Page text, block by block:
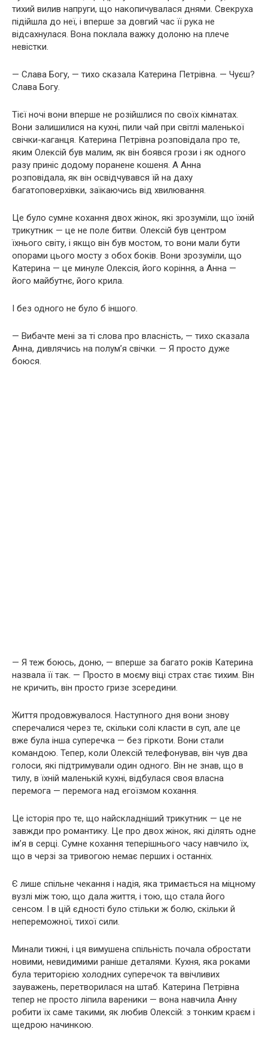
тихий вилив напруги, що накопичувалася днями. Свекруха
підійшла до неї, і вперше за довгий час її рука не
відсахнулася. Вона поклала важку долоню на плече
невістки.
— Слава Богу, — тихо сказала Катерина Петрівна. — Чуєш?
Слава Богу.
Тієї ночі вони вперше не розійшлися по своїх кімнатах.
Вони залишилися на кухні, пили чай при світлі маленької
свічки-каганця. Катерина Петрівна розповідала про те,
яким Олексій був малим, як він боявся грози і як одного
разу приніс додому поранене кошеня. А Анна
розповідала, як він освідчувався їй на даху
багатоповерхівки, заїкаючись від хвилювання.
Це було сумне кохання двох жінок, які зрозуміли, що їхній
трикутник — це не поле битви. Олексій був центром
їхнього світу, і якщо він був мостом, то вони мали бути
опорами цього мосту з обох боків. Вони зрозуміли, що
Катерина — це минуле Олексія, його коріння, а Анна —
його майбутнє, його крила.
І без одного не було б іншого.
— Вибачте мені за ті слова про власність, — тихо сказала
Анна, дивлячись на полум’я свічки. — Я просто дуже
боюся.
— Я теж боюсь, доню, — вперше за багато років Катерина
назвала її так. — Просто в моєму віці страх стає тихим. Він
не кричить, він просто гризе зсередини.
Життя продовжувалося. Наступного дня вони знову
сперечалися через те, скільки солі класти в суп, але це
вже була інша суперечка — без гіркоти. Вони стали
командою. Тепер, коли Олексій телефонував, він чув два
голоси, які підтримували один одного. Він не знав, що в
тилу, в їхній маленькій кухні, відбулася своя власна
перемога — перемога над егоїзмом кохання.
Це історія про те, що найскладніший трикутник — це не
завжди про романтику. Це про двох жінок, які ділять одне
ім’я в серці. Сумне кохання теперішнього часу навчило їх,
що в черзі за тривогою немає перших і останніх.
Є лише спільне чекання і надія, яка тримається на міцному
вузлі між тою, що дала життя, і тою, що стала його
сенсом. І в цій єдності було стільки ж болю, скільки й
непереможної, тихої сили.
Минали тижні, і ця вимушена спільність почала обростати
новими, невидимими раніше деталями. Кухня, яка роками
була територією холодних суперечок та ввічливих
зауважень, перетворилася на штаб. Катерина Петрівна
тепер не просто ліпила вареники — вона навчила Анну
робити їх саме такими, як любив Олексій: з тонким краєм і
щедрою начинкою.